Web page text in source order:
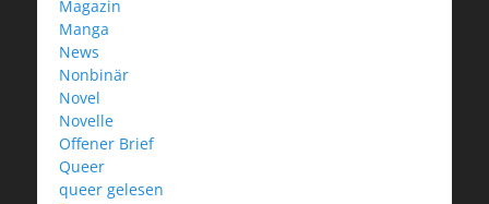
Magazin
Manga
News
Nonbinär
Novel
Novelle
Offener Brief
Queer
queer gelesen